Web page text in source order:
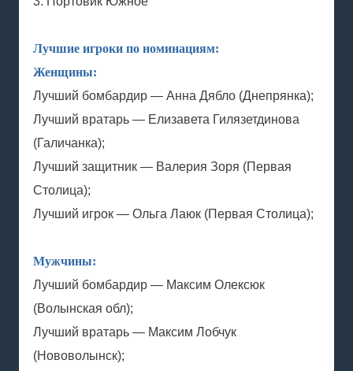
Лучшие игроки по номинациям:
Женщины:
Лучший бомбардир — Анна Дябло (Днепрянка);
Лучший вратарь — Елизавета Гилязетдинова
(Галичанка);
Лучший защитник — Валерия Зоря (Первая
Столица);
Лучший игрок — Ольга Лаюк (Первая Столица);
Мужчины:
Лучший бомбардир — Максим Олексюк
(Волынская обл);
Лучший вратарь — Максим Лобчук
(Нововолынск);